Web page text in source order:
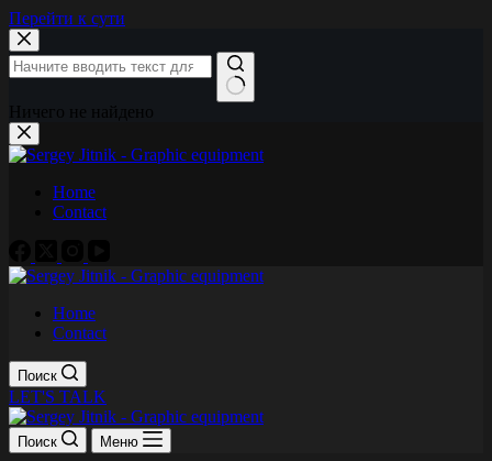
Перейти к сути
Ничего не найдено
Home
Contact
Home
Contact
Поиск
LET'S TALK
Поиск Меню